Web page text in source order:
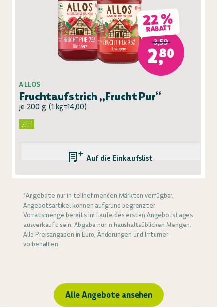
22 %
RABATT
3,59
2,80
ALLOS
Fruchtaufstrich „Frucht Pur“
je 200 g (1 kg=14,00)
Auf die Einkaufsliste
*Angebote nur in teilnehmenden Märkten verfügbar.
Angebotsartikel können aufgrund begrenzter
Vorratsmenge bereits im Laufe des ersten Angebotstages
ausverkauft sein. Abgabe nur in haushaltsüblichen Mengen.
Alle Preisangaben in Euro, Änderungen und Irrtümer
vorbehalten.
Alle Angebote ansehen